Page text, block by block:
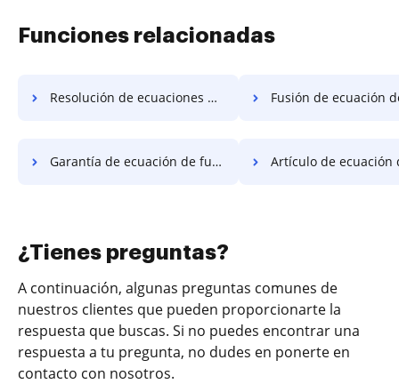
Funciones relacionadas
Resolución de ecuaciones de fusión Fusión de ecuación de
Garantía de ecuación de fusión Artículo de ecuación
¿Tienes preguntas?
A continuación, algunas preguntas comunes de
nuestros clientes que pueden proporcionarte la
respuesta que buscas. Si no puedes encontrar una
respuesta a tu pregunta, no dudes en ponerte en
contacto con nosotros.